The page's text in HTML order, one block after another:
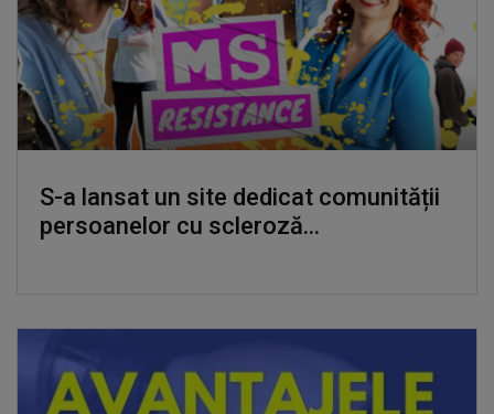
S-a lansat un site dedicat comunității
persoanelor cu scleroză...